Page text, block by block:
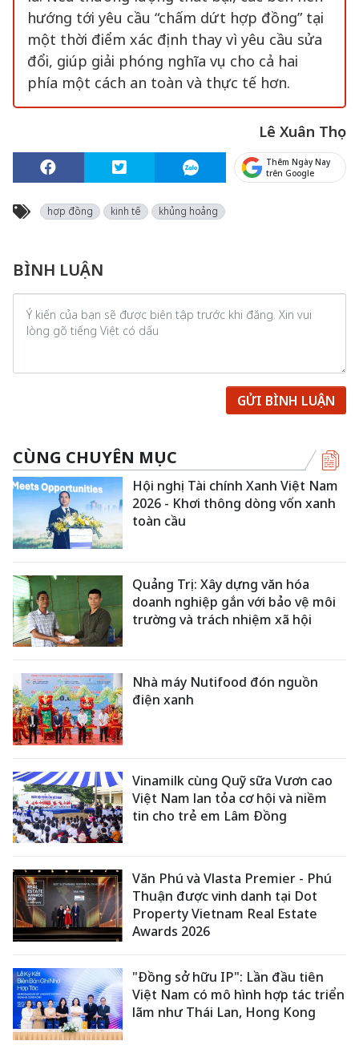
hướng tới yêu cầu “chấm dứt hợp đồng” tại
một thời điểm xác định thay vì yêu cầu sửa
đổi, giúp giải phóng nghĩa vụ cho cả hai
phía một cách an toàn và thực tế hơn.
Lê Xuân Thọ
Thêm Ngày Nay
trên Google
hợp đồng kinh tế khủng hoảng
BÌNH LUẬN
GỬI BÌNH LUẬN
CÙNG CHUYÊN MỤC
Hội nghị Tài chính Xanh Việt Nam
2026 - Khơi thông dòng vốn xanh
toàn cầu
Quảng Trị: Xây dựng văn hóa
doanh nghiệp gắn với bảo vệ môi
trường và trách nhiệm xã hội
Nhà máy Nutifood đón nguồn
điện xanh
Vinamilk cùng Quỹ sữa Vươn cao
Việt Nam lan tỏa cơ hội và niềm
tin cho trẻ em Lâm Đồng
Văn Phú và Vlasta Premier - Phú
Thuận được vinh danh tại Dot
Property Vietnam Real Estate
Awards 2026
"Đồng sở hữu IP": Lần đầu tiên
Việt Nam có mô hình hợp tác triển
lãm như Thái Lan, Hong Kong